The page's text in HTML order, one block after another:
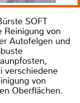
SOFT
Reinigung von
Autofelgen und
verschiedene
von
Oberflächen.